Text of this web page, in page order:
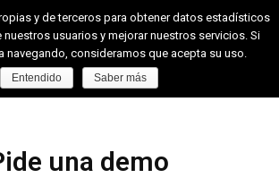
una demo
y de terceros para obtener datos estadísticos
nuestros usuarios y mejorar nuestros servicios. Si
navegando, consideramos que acepta su uso.
Entendido Saber más